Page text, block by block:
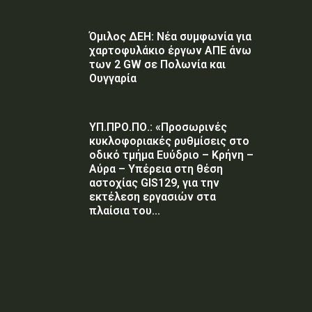
Όμιλος ΔΕΗ: Νέα συμφωνία για
χαρτοφυλάκιο έργων ΑΠΕ άνω
των 2 GW σε Πολωνία και
Ουγγαρία
ΥΠ.ΠΡΟ.ΠΟ.: «Προσωρινές
κυκλοφοριακές ρυθμίσεις στο
οδικό τμήμα Ευύδριο – Κρήνη –
Αύρα – Υπέρεια στη θέση
αστοχίας GIS129, για την
εκτέλεση εργασιών στα
πλαίσια του...